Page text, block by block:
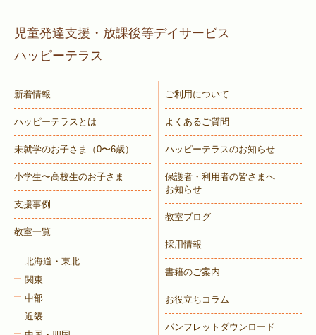
児童発達支援・放課後等デイサービス
ハッピーテラス
新着情報
ハッピーテラスとは
未就学のお子さま （0〜6歳）
小学生〜高校生のお子さま
支援事例
教室一覧
北海道・東北
関東
中部
近畿
ご利用について
よくあるご質問
ハッピーテラスのお知らせ
保護者・利用者の皆さまへ
お知らせ
教室ブログ
採用情報
書籍のご案内
お役立ちコラム
パンフレットダウンロード